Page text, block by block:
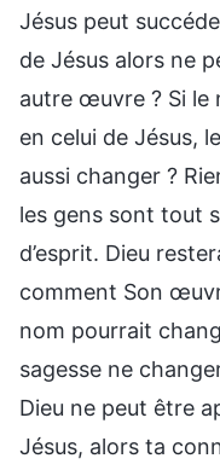
Jésus peut
de Jésus alors ne
autre œuvre ? Si le
en celui de Jésus,
aussi changer ?
les gens sont tout
d’esprit. Dieu
comment Son
nom pourrait
sagesse ne
Dieu ne peut être
Jésus, alors ta